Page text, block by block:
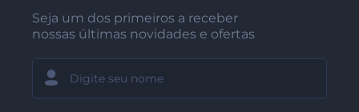
Seja um dos primeiros a receber
nossas últimas novidades e ofertas